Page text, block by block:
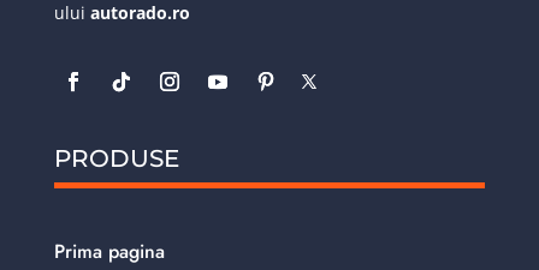
ului autorado.ro
PRODUSE
Prima pagina